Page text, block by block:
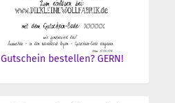
Gutschein bestellen? GERN!